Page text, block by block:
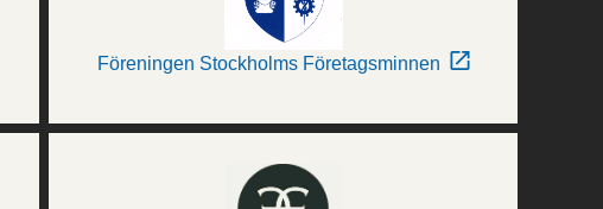
Föreningen Stockholms Företagsminnen